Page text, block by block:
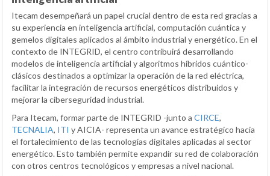
Itecam desempeñará un papel crucial dentro de esta red gracias a
su experiencia en inteligencia artificial, computación cuántica y
gemelos digitales aplicados al ámbito industrial y energético. En el
contexto de INTEGRID, el centro contribuirá desarrollando
modelos de inteligencia artificial y algoritmos híbridos cuántico-
clásicos destinados a optimizar la operación de la red eléctrica,
facilitar la integración de recursos energéticos distribuidos y
mejorar la ciberseguridad industrial.
Para Itecam, formar parte de INTEGRID -junto a CIRCE,
TECNALIA, ITI y AICIA- representa un avance estratégico hacia
el fortalecimiento de las tecnologías digitales aplicadas al sector
energético. Esto también permite expandir su red de colaboración
con otros centros tecnológicos y empresas a nivel nacional.